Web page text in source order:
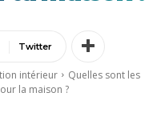
Twitter
intérieur
Quelles sont les
la maison ?